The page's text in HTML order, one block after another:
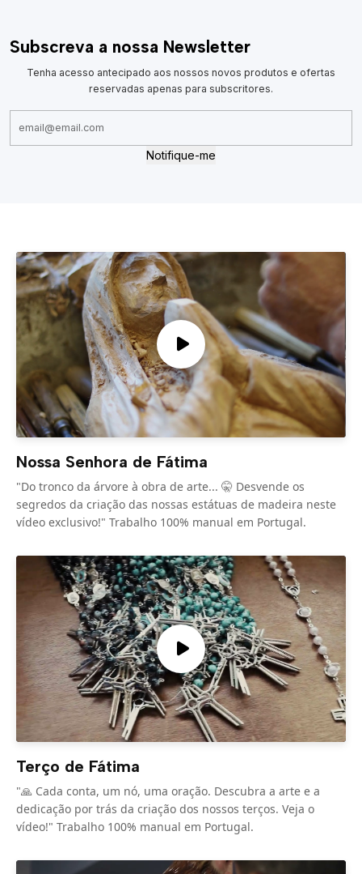
Subscreva a nossa Newsletter
Tenha acesso antecipado aos nossos novos produtos e ofertas
reservadas apenas para subscritores.
Notifique-me
Nossa Senhora de Fátima
"Do tronco da árvore à obra de arte... 🤫 Desvende os
segredos da criação das nossas estátuas de madeira neste
vídeo exclusivo!" Trabalho 100% manual em Portugal.
Terço de Fátima
"🙏 Cada conta, um nó, uma oração. Descubra a arte e a
dedicação por trás da criação dos nossos terços. Veja o
vídeo!" Trabalho 100% manual em Portugal.